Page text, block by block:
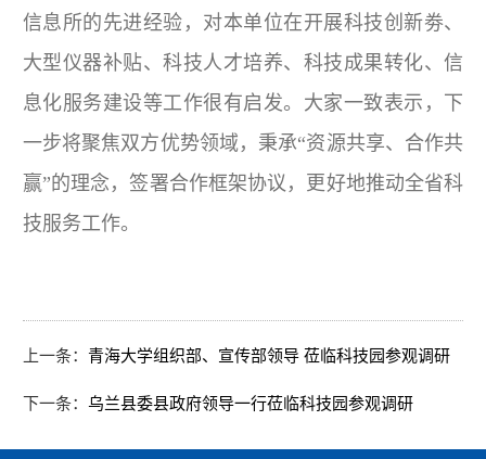
信息所的先进经验，对本单位在开展科技创新劵、
大型仪器补贴、科技人才培养、科技成果转化、信
息化服务建设等工作很有启发。大家一致表示，下
一步将聚焦双方优势领域，秉承“资源共享、合作共
赢”的理念，签署合作框架协议，更好地推动全省科
技服务工作。
上一条： 青海大学组织部、宣传部领导 莅临科技园参观调研
下一条： 乌兰县委县政府领导一行莅临科技园参观调研